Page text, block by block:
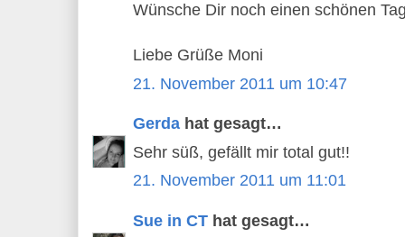
Wünsche Dir noch einen schönen
Liebe Grüße Moni
21. November 2011 um 10:47
Gerda hat gesagt…
Sehr süß, gefällt mir total gut!!
21. November 2011 um 11:01
Sue in CT hat gesagt…